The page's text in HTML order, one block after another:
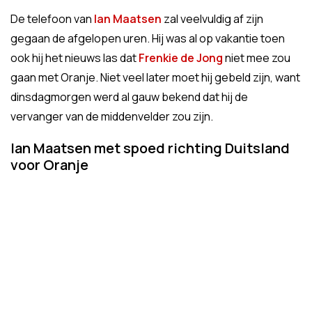
De telefoon van Ian Maatsen zal veelvuldig af zijn
gegaan de afgelopen uren. Hij was al op vakantie toen
ook hij het nieuws las datFrenkie de Jongniet mee zou
gaan met Oranje. Niet veel later moet hij gebeld zijn, want
dinsdagmorgen werd al gauw bekend dat hij de
vervanger van de middenvelder zou zijn.
Ian Maatsen met spoed richting Duitsland
voor Oranje